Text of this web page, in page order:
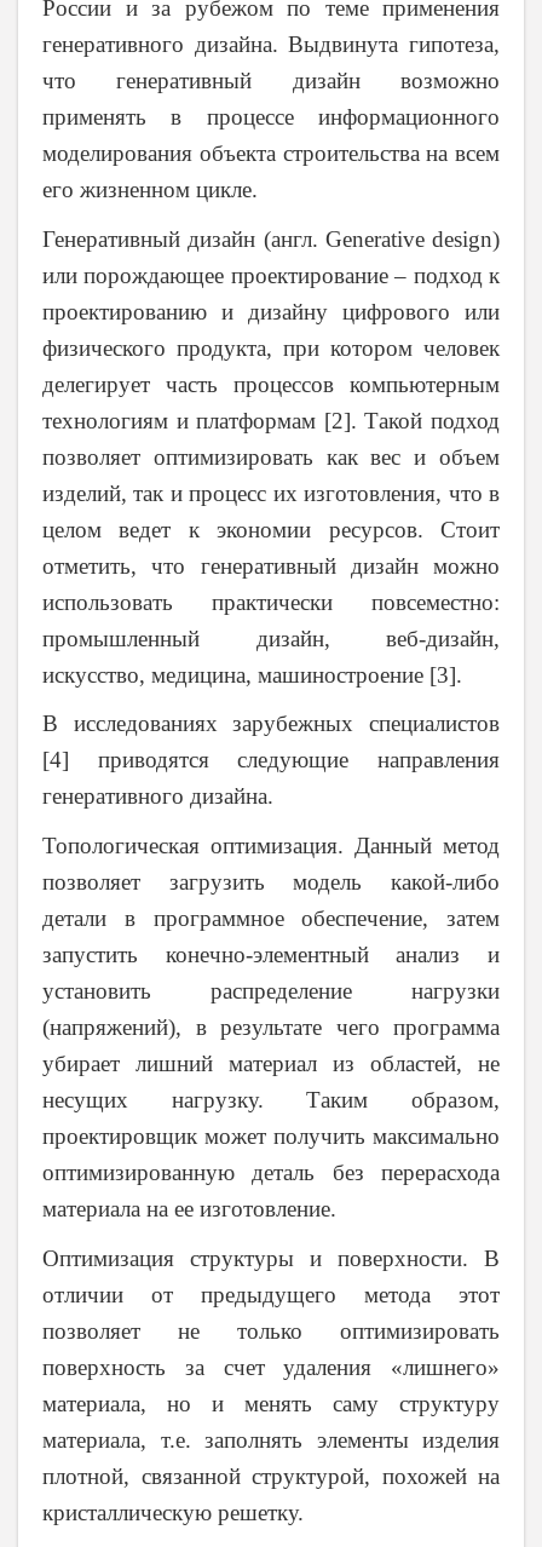
России и за рубежом по теме применения
генеративного дизайна. Выдвинута гипотеза,
что генеративный дизайн возможно
применять в процессе информационного
моделирования объекта строительства на всем
его жизненном цикле.
Генеративный дизайн (англ. Generative design)
или порождающее проектирование – подход к
проектированию и дизайну цифрового или
физического продукта, при котором человек
делегирует часть процессов компьютерным
технологиям и платформам [2]. Такой подход
позволяет оптимизировать как вес и объем
изделий, так и процесс их изготовления, что в
целом ведет к экономии ресурсов. Стоит
отметить, что генеративный дизайн можно
использовать практически повсеместно:
промышленный дизайн, веб-дизайн,
искусство, медицина, машиностроение [3].
В исследованиях зарубежных специалистов
[4] приводятся следующие направления
генеративного дизайна.
Топологическая оптимизация. Данный метод
позволяет загрузить модель какой-либо
детали в программное обеспечение, затем
запустить конечно-элементный анализ и
установить распределение нагрузки
(напряжений), в результате чего программа
убирает лишний материал из областей, не
несущих нагрузку. Таким образом,
проектировщик может получить максимально
оптимизированную деталь без перерасхода
материала на ее изготовление.
Оптимизация структуры и поверхности. В
отличии от предыдущего метода этот
позволяет не только оптимизировать
поверхность за счет удаления «лишнего»
материала, но и менять саму структуру
материала, т.е. заполнять элементы изделия
плотной, связанной структурой, похожей на
кристаллическую решетку.